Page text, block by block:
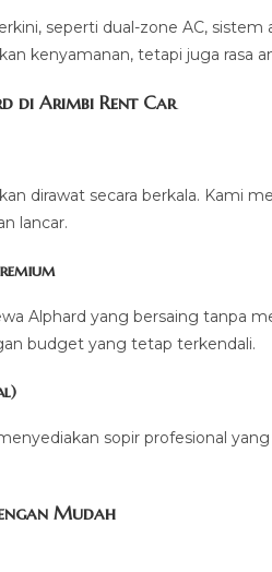
seperti dual-zone AC,
kenyamanan, tetapi juga rasa
di Arimbi Rent Car
dirawat secara berkala. Kami
lancar.
Alphard yang bersaing tanpa
budget yang tetap terkendali.
sopir profesional
Mudah